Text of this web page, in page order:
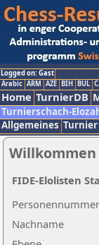
Logged on: Gast
Arabic ARM AZE BIH BUL
Home TurnierDB
Turnierschach-
Allgemeines Turnier
Willkommen
Nachname
Personennummer
FIDE-Elolisten